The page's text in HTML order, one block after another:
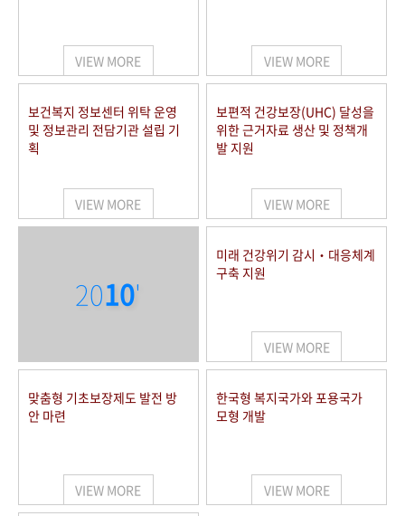
VIEW MORE VIEW MORE
보건복지 정보센터 위탁 운영
및 정보관리 전담기관 설립 기
획
VIEW MORE
보편적 건강보장(UHC) 달성을
위한 근거자료 생산 및 정책개
발 지원
VIEW MORE
2010'
미래 건강위기 감시‧대응체계
구축 지원
VIEW MORE
맞춤형 기초보장제도 발전 방
안 마련
VIEW MORE
한국형 복지국가와 포용국가
모형 개발
VIEW MORE